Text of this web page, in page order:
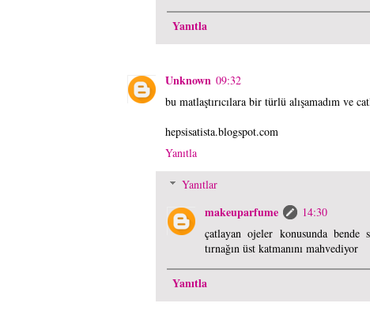
Yanıtla
Unknown 09:32
bu matlaştırıcılara bir türlü alışamadım ve
hepsisatista.blogspot.com
Yanıtla
Yanıtlar
makeuparfume
14:30
çatlayan ojeler konusunda bende
tırnağın üst katmanını mahvediyor
Yanıtla